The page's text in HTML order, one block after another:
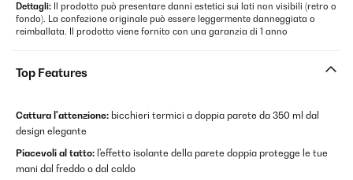
Dettagli: Il prodotto può presentare danni estetici sui lati non visibili (retro o
fondo). La confezione originale può essere leggermente danneggiata o
reimballata. Il prodotto viene fornito con una garanzia di 1 anno
Top Features
Cattura l'attenzione: bicchieri termici a doppia parete da 350 ml dal
design elegante
Piacevoli al tatto: l'effetto isolante della parete doppia protegge le tue
mani dal freddo o dal caldo